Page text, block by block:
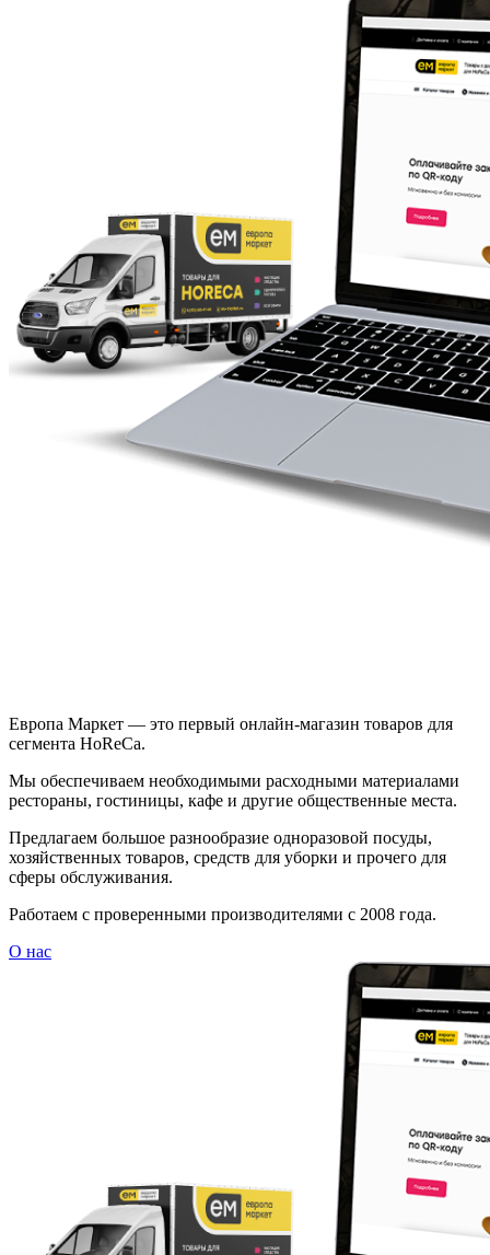
Европа Маркет — это первый онлайн-магазин товаров для
сегмента HoReCa.
Мы обеспечиваем необходимыми расходными материалами
рестораны, гостиницы, кафе и другие общественные места.
Предлагаем большое разнообразие одноразовой посуды,
хозяйственных товаров, средств для уборки и прочего для
сферы обслуживания.
Работаем с проверенными производителями с 2008 года.
О нас